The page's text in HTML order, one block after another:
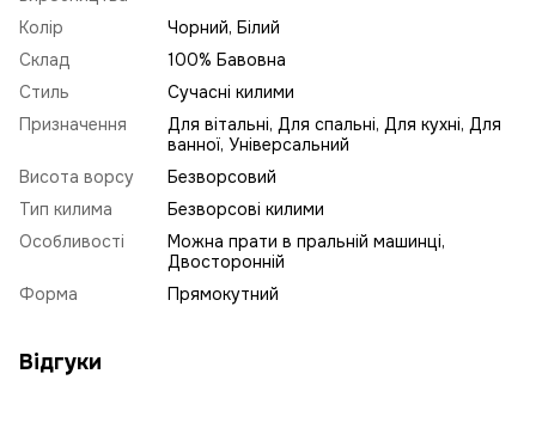
Колір
Чорний, Білий
Склад
100% Бавовна
Стиль
Сучасні килими
Призначення
Для вітальні, Для спальні, Для кухні, Для
ванної, Універсальний
Висота ворсу
Безворсовий
Тип килима
Безворсові килими
Особливості
Можна прати в пральній машинці,
Двосторонній
Форма
Прямокутний
Відгуки